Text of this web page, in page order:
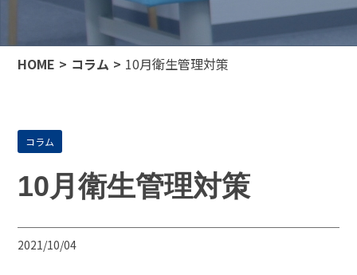
HOME コラム 10月衛生管理対策
コラム
10月衛生管理対策
2021/10/04